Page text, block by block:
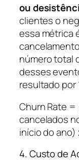
ou
clientes o
essa métrica
número total
desses
resultado por
Churn Rate
cancelados
início do ano)
4. Custo de